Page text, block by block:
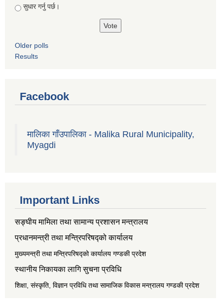
सुधार गर्नु पर्छ।
Older polls
Results
Facebook
मालिका गाँउपालिका - Malika Rural Municipality,
Myagdi
Important Links
सङ्‍घीय मामिला तथा सामान्य प्रशासन मन्त्रालय
प्रधानमन्त्री तथा मन्त्रिपरिषद्को कार्यालय
मुख्यमन्त्री तथा मन्त्रिपरिषद्को कार्यालय गण्डकी प्रदेश
स्थानीय निकायका लागि सुचना प्रविधि
शिक्षा, संस्कृति, विज्ञान प्रविधि तथा सामाजिक विकास मन्त्रालय गण्डकी प्रदेश